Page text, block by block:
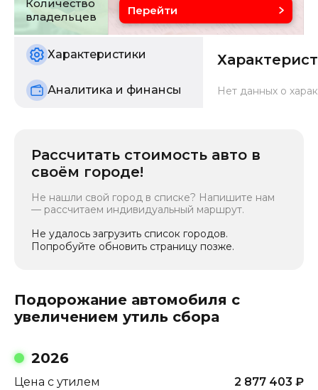
Состояние
б/у
Количество
владельцев
Перейти
Характеристики
Аналитика и финансы Нет данных о
Рассчитать стоимость авто в
своём городе!
Не нашли свой город в списке? Напишите нам
— рассчитаем индивидуальный маршрут.
Не удалось загрузить список городов.
Попробуйте обновить страницу позже.
Подорожание автомобиля с
увеличением утиль сбора
2026
Цена с утилем 2 877 403 ₽